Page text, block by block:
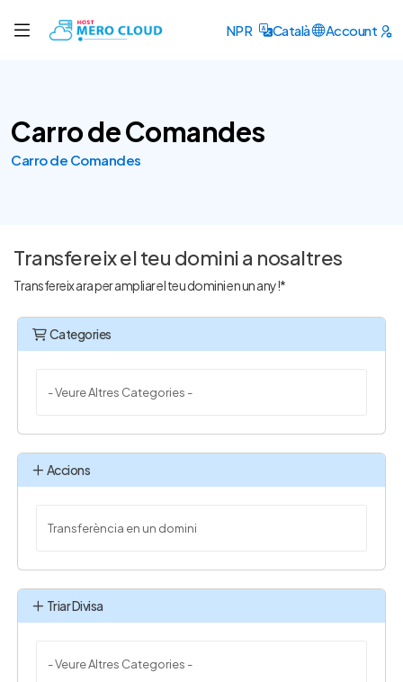
NPR Català Account
Carro de Comandes
Carro de Comandes
Transfereix el teu domini a nosaltres
Transfereix ara per ampliar el teu domini en un any!*
Categories
Accions
Triar Divisa